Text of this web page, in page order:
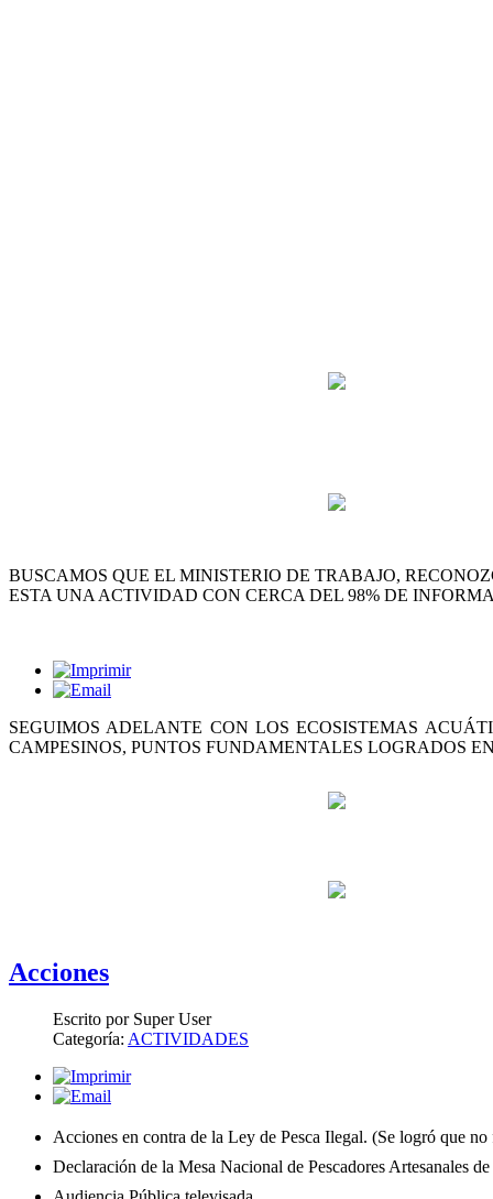
BUSCAMOS QUE EL MINISTERIO DE TRABAJO,
ESTA UNA ACTIVIDAD CON CERCA DEL 98% DE
SEGUIMOS ADELANTE CON LOS ECOSISTEMAS
CAMPESINOS, PUNTOS FUNDAMENTALES LOGRADOS
Acciones
Escrito por Super User
Categoría: ACTIVIDADES
Acciones en contra de la Ley de Pesca Ilegal. (Se logró que
Declaración de la Mesa Nacional de Pescadores Artesanales